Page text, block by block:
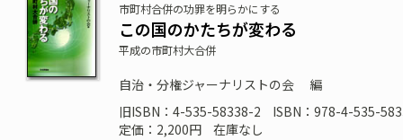
市町村合併の功罪を明らかにする
この国のかたちが変わる
平成の市町村大合併
自治・分権ジャーナリストの会
編
旧ISBN：4-535-58338-2
ISBN：978-4-535-
定価：2,200円
在庫なし